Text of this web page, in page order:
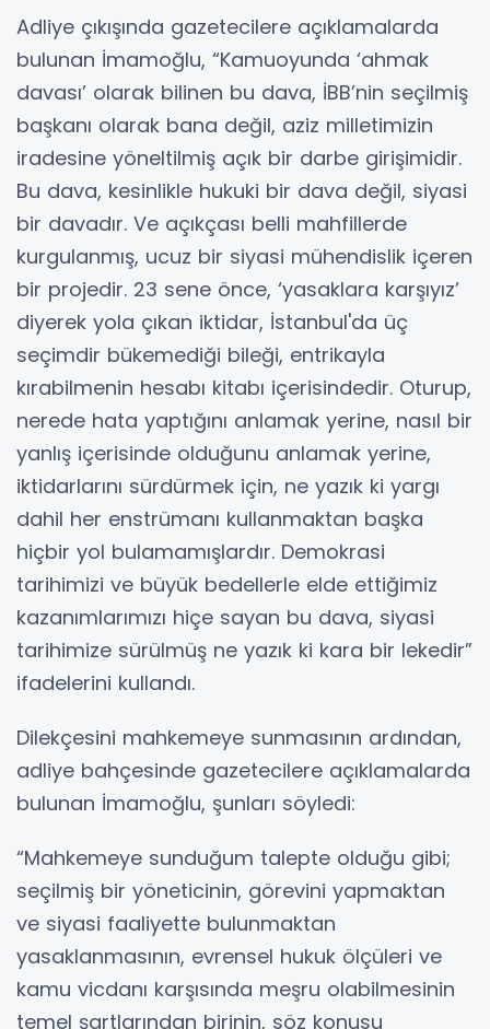
Adliye çıkışında gazetecilere açıklamalarda
bulunan İmamoğlu, “Kamuoyunda ‘ahmak
davası’ olarak bilinen bu dava, İBB’nin seçilmiş
başkanı olarak bana değil, aziz milletimizin
iradesine yöneltilmiş açık bir darbe girişimidir.
Bu dava, kesinlikle hukuki bir dava değil, siyasi
bir davadır. Ve açıkçası belli mahfillerde
kurgulanmış, ucuz bir siyasi mühendislik içeren
bir projedir. 23 sene önce, ‘yasaklara karşıyız’
diyerek yola çıkan iktidar, İstanbul'da üç
seçimdir bükemediği bileği, entrikayla
kırabilmenin hesabı kitabı içerisindedir. Oturup,
nerede hata yaptığını anlamak yerine, nasıl bir
yanlış içerisinde olduğunu anlamak yerine,
iktidarlarını sürdürmek için, ne yazık ki yargı
dahil her enstrümanı kullanmaktan başka
hiçbir yol bulamamışlardır. Demokrasi
tarihimizi ve büyük bedellerle elde ettiğimiz
kazanımlarımızı hiçe sayan bu dava, siyasi
tarihimize sürülmüş ne yazık ki kara bir lekedir”
ifadelerini kullandı.
Dilekçesini mahkemeye sunmasının ardından,
adliye bahçesinde gazetecilere açıklamalarda
bulunan İmamoğlu, şunları söyledi:
“Mahkemeye sunduğum talepte olduğu gibi;
seçilmiş bir yöneticinin, görevini yapmaktan
ve siyasi faaliyette bulunmaktan
yasaklanmasının, evrensel hukuk ölçüleri ve
kamu vicdanı karşısında meşru olabilmesinin
temel şartlarından birinin, söz konusu